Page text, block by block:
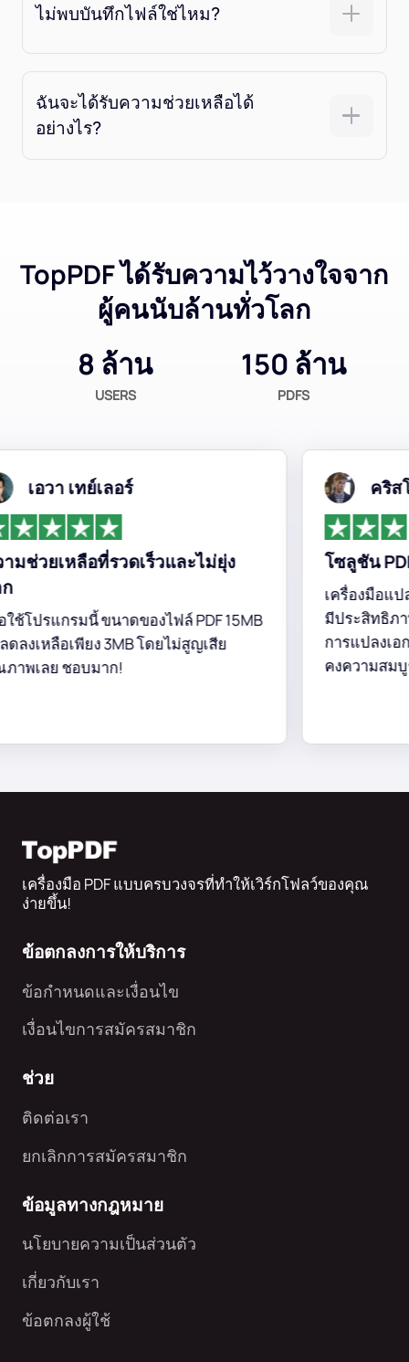
ไม่พบบันทึกไฟล์ใช่ไหม?
ฉันจะได้รับความช่วยเหลือได้
อย่างไร?
TopPDF ได้รับความไว้วางใจจาก
ผู้คนนับล้านทั่วโลก
8 ล้าน
USERS
150 ล้าน
PDFS
เอวา เทย์เลอร์
วยเหลือที่รวดเร็วและไม่ยุ่ง
ปรแกรมนี้ ขนาดของไฟล์ PDF 15MB
เหลือเพียง 3MB โดยไม่สูญเสีย
ลย ชอบมาก!
คริสโตเ
โซลูชัน PDF
เครื่องมือแปลง
มีประสิทธิภาพอ
การแปลงเอกส
คงความสมบูรณ์
เครื่องมือ PDF แบบครบวงจรที่ทำให้เวิร์กโฟลว์ของคุณ
ง่ายขึ้น!
ข้อตกลงการให้บริการ
ข้อกำหนดและเงื่อนไข
เงื่อนไขการสมัครสมาชิก
ช่วย
ติดต่อเรา
ยกเลิกการสมัครสมาชิก
ข้อมูลทางกฎหมาย
นโยบายความเป็นส่วนตัว
เกี่ยวกับเรา
ข้อตกลงผู้ใช้